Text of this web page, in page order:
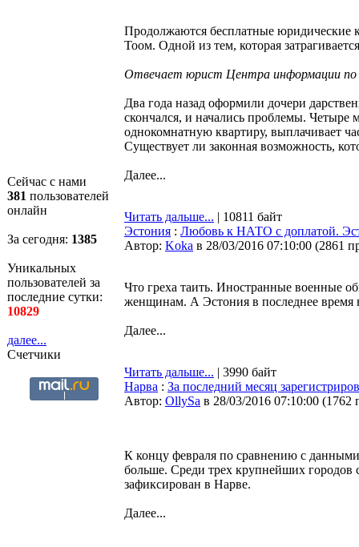
Сейчас с нами
381 пользователей
онлайн
За сегодня: 1385
Уникальных
пользователей за
последние сутки:
10829
далее...
Счетчики
Продолжаются бесплатные юридические
Тоом. Одной из тем, которая
Отвечает юрист Центра информации по
Два года назад оформили дочери
скончался, и начались проблемы. Четыре
однокомнатную квартиру, выплачивает
Существует ли законная возможность,
Далее...
Читать дальше... | 10811 байт
Эстония : Любовь к НАТО с доплатой.
Автор: Koka в 28/03/2016 07:10:00 (2861
Что греха таить. Иностранные военные
женщинам. А Эстония в последнее время
Далее...
Читать дальше... | 3990 байт
Нарва : За последний месяц
Автор: OllySa в 28/03/2016 07:10:00 (1762
К концу февраля по сравнению с
больше. Среди трех крупнейших городов
зафиксирован в Нарве.
Далее...